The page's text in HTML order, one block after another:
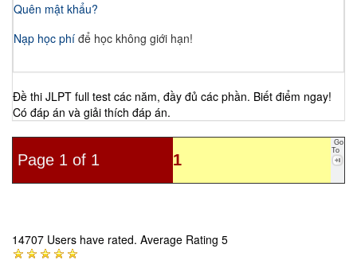
Quên mật khẩu?
Nạp học phí để học không giới hạn!
Đề thi JLPT full test các năm, đầy đủ các phần. Biết điểm ngay!
Có đáp án và giải thích đáp án.
Page 1 of 1 1
Go
To
14707 Users have rated. Average Rating 5